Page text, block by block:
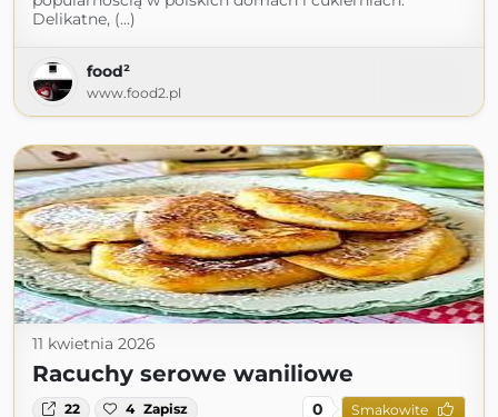
Delikatne, (...)
food²
www.food2.pl
11 kwietnia 2026
Racuchy serowe waniliowe
22 4 Zapisz 0 Smakowite